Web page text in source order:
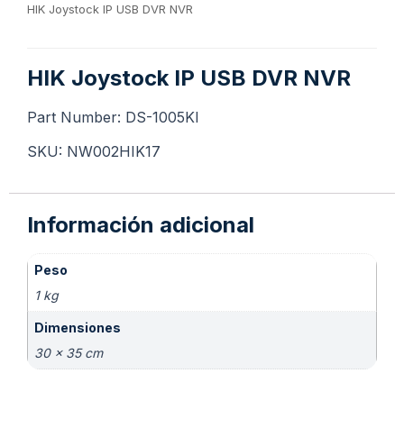
HIK Joystock IP USB DVR NVR
HIK Joystock IP USB DVR NVR
Part Number: DS-1005KI
SKU: NW002HIK17
Información adicional
Peso
1 kg
Dimensiones
30 × 35 cm